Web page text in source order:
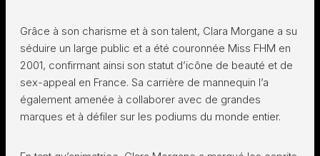
Grâce à son charisme et à son talent, Clara Morgane a su
séduire un large public et a été couronnée Miss FHM en
2001, confirmant ainsi son statut d’icône de beauté et de
sex-appeal en France. Sa carrière de mannequin l’a
également amenée à collaborer avec de grandes
marques et à défiler sur les podiums du monde entier.